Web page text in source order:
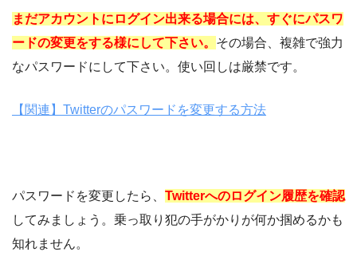
まだアカウントにログイン出来る場合には、すぐにパスワ
ードの変更をする様にして下さい。 その場合、複雑で強力
なパスワードにして下さい。使い回しは厳禁です。
【関連】Twitterのパスワードを変更する方法
パスワードを変更したら、 Twitterへのログイン履歴を確認
してみましょう。乗っ取り犯の手がかりが何か掴めるかも
知れません。